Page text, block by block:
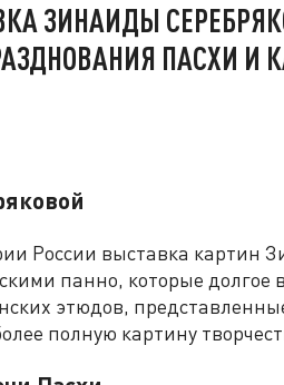
ЗИНАИДЫ
ПАСХИ И
России выставка картин
панно, которые долгое
этюдов,
полную картину